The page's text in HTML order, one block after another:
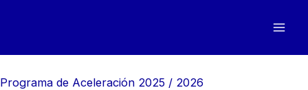
Programa de Aceleración 2025 / 2026